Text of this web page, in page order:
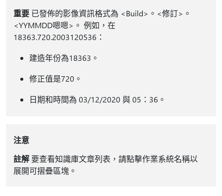
重要已發佈的影像資訊格式為 <Build>。<修訂>。
<YYMMDD嗯嗯>。 例如，在
18363.720.2003120536：
建造年份為18363。
修正值是720。
日期和時間為 03/12/2020 與 05：36。
注意
註解要查看知識庫文章列表，請點擊作業系統名稱以
展開可摺疊區塊。